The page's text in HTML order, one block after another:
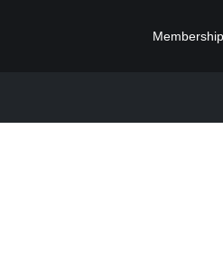
Membership